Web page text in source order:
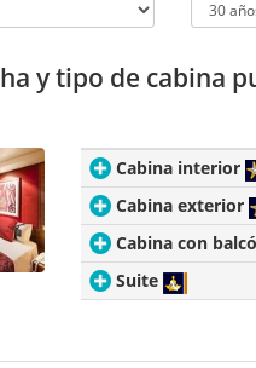
y tipo de cabina
Cabina interior
Cabina exterior
Cabina con
Suite